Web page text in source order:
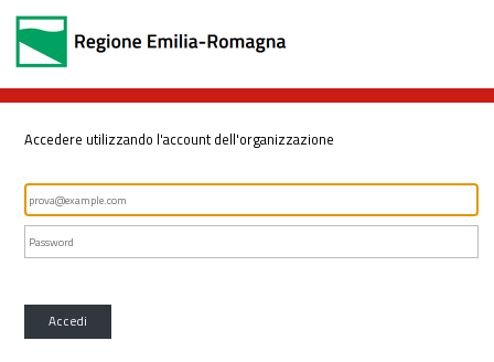
Accedere utilizzando l'account dell'organizzazione
Accedi